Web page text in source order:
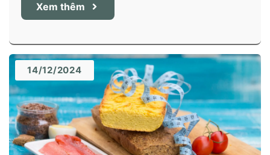
Xem thêm
14/12/2024